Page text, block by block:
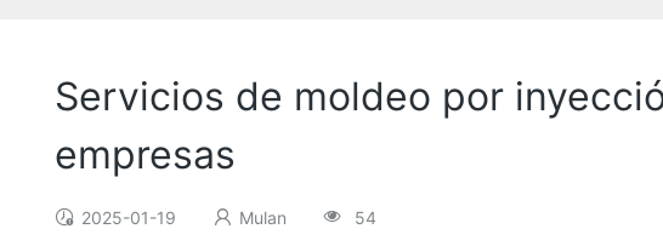
Servicios de moldeo por
empresas
2025-01-19 Mulan 54